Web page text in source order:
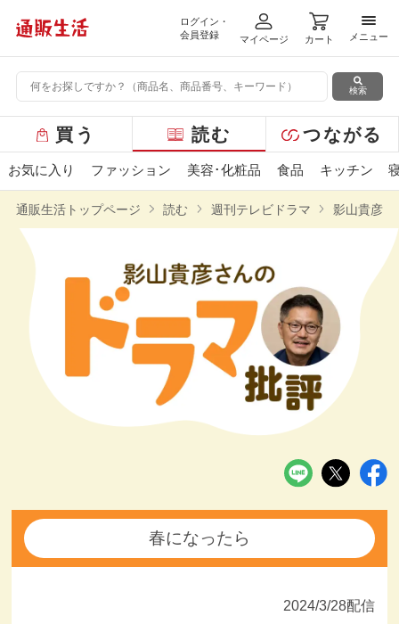
ログイン・
会員登録
マイページ カート
メニ
メニュー
検索
ー
バ
買う 読む つながる
お気に入り ファッション 美容･化粧品 食品 キッチン
通販生活トップページ 読む 週刊テレビドラマ 影山貴彦さ
春になったら
2024/3/28配信